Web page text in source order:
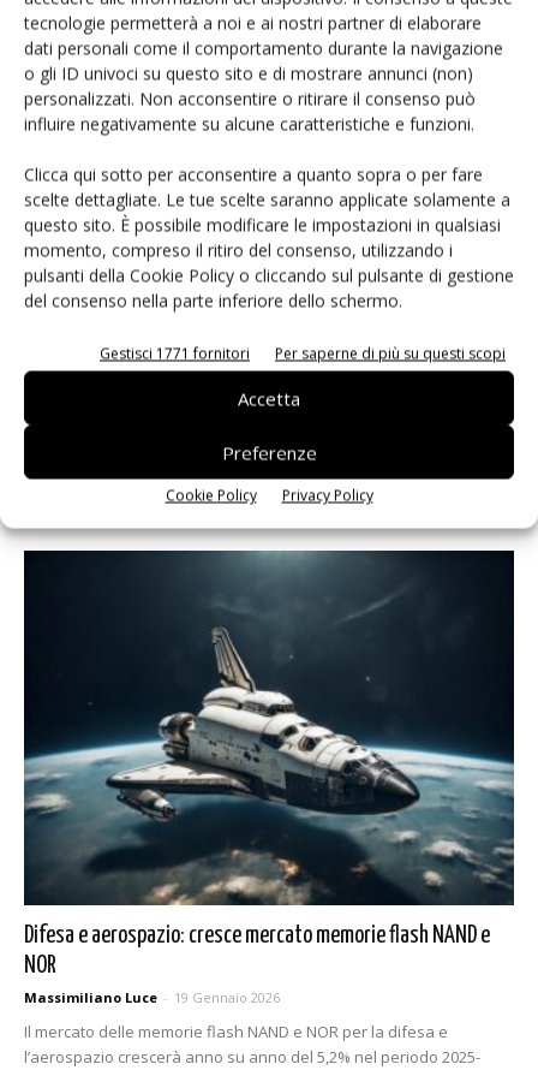
tecnologie permetterà a noi e ai nostri partner di elaborare
dati personali come il comportamento durante la navigazione
o gli ID univoci su questo sito e di mostrare annunci (non)
personalizzati. Non acconsentire o ritirare il consenso può
influire negativamente su alcune caratteristiche e funzioni.
Clicca qui sotto per acconsentire a quanto sopra o per fare
scelte dettagliate. Le tue scelte saranno applicate solamente a
questo sito. È possibile modificare le impostazioni in qualsiasi
momento, compreso il ritiro del consenso, utilizzando i
pulsanti della Cookie Policy o cliccando sul pulsante di gestione
del consenso nella parte inferiore dello schermo.
Gestisci 1771 fornitori Per saperne di più su questi scopi
Accetta
Preferenze
Cookie Policy Privacy Policy
Storage: le strategie Toshiba per affrontare l’esplosione dei
Massimiliano Luce - 27 Gennaio 2026
Toshiba Electronics Europe individua trend chiave che stanno
trasformando il mercato globale, spinto dall’aumento esponenziale
dei dati e dall’evoluzione degli ambienti cloud, enterprise e di
sorveglianza.
Difesa e aerospazio: cresce mercato memorie flash NAND e
NOR
Massimiliano Luce - 19 Gennaio 2026
Il mercato delle memorie flash NAND e NOR per la difesa e
l’aerospazio crescerà anno su anno del 5,2% nel periodo 2025-